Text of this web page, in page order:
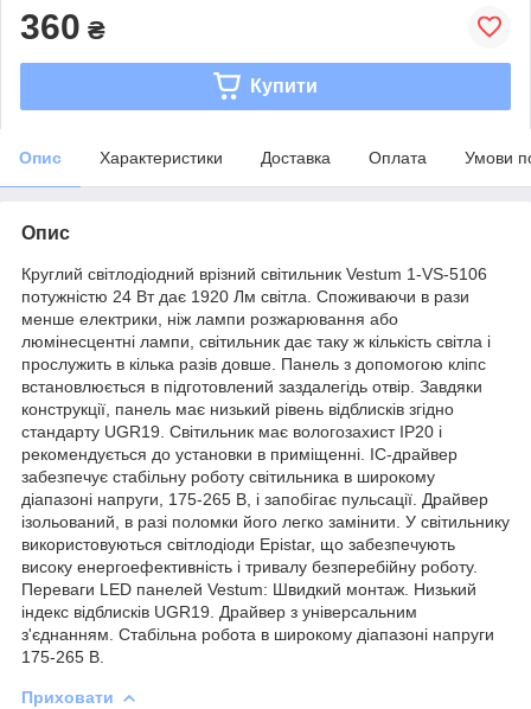
360 ₴
Купити
Опис Характеристики Доставка Оплата Умови
Опис
Круглий світлодіодний врізний світильник Vestum 1-VS-5106
потужністю 24 Вт дає 1920 Лм світла. Споживаючи в рази
менше електрики, ніж лампи розжарювання або
люмінесцентні лампи, світильник дає таку ж кількість світла і
прослужить в кілька разів довше. Панель з допомогою кліпс
встановлюється в підготовлений заздалегідь отвір. Завдяки
конструкції, панель має низький рівень відблисків згідно
стандарту UGR19. Світильник має вологозахист IP20 і
рекомендується до установки в приміщенні. IC-драйвер
забезпечує стабільну роботу світильника в широкому
діапазоні напруги, 175-265 В, і запобігає пульсації. Драйвер
ізольований, в разі поломки його легко замінити. У світильнику
використовуються світлодіоди Epistar, що забезпечують
високу енергоефективність і тривалу безперебійну роботу.
Переваги LED панелей Vestum: Швидкий монтаж. Низький
індекс відблисків UGR19. Драйвер з універсальним
з'єднанням. Стабільна робота в широкому діапазоні напруги
175-265 В.
Приховати